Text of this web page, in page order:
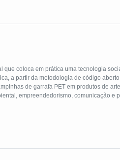
coloca em prática uma tecnologia
a partir da metodologia de código
de garrafa PET em produtos de
empreendedorismo, comunicação e
de renda para os participantes.